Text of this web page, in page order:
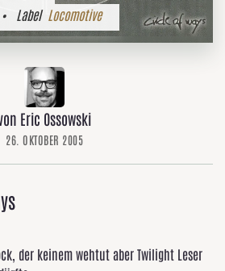
Label Locomotive
Eric Ossowski
26. OKTOBER 2005
der keinem wehtut aber Twilight Leser